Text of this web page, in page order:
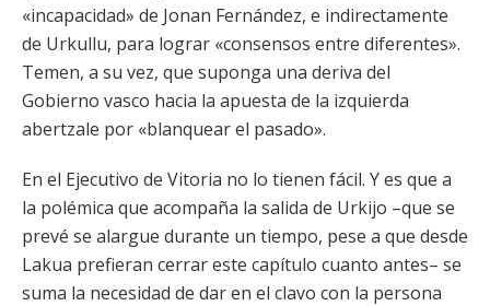
«incapacidad» de Jonan Fernández, e indirectamente
de Urkullu, para lograr «consensos entre diferentes».
Temen, a su vez, que suponga una deriva del
Gobierno vasco hacia la apuesta de la izquierda
abertzale por «blanquear el pasado».
En el Ejecutivo de Vitoria no lo tienen fácil. Y es que a
la polémica que acompaña la salida de Urkijo –que se
prevé se alargue durante un tiempo, pese a que desde
Lakua prefieran cerrar este capítulo cuanto antes– se
suma la necesidad de dar en el clavo con la persona